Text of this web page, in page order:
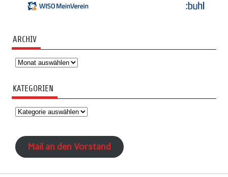
ARCHIV
Archiv
KATEGORIEN
Kategorien
Mail an den Vorstand